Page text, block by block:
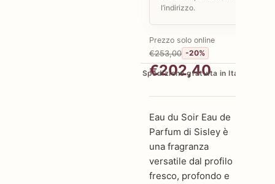
Prezzo solo online
€253,00 -20%
€202,40
l’indirizzo.
Spedizione gratuita in Italia
Eau du Soir Eau de
Parfum di Sisley è
una fragranza
versatile dal profilo
fresco, profondo e